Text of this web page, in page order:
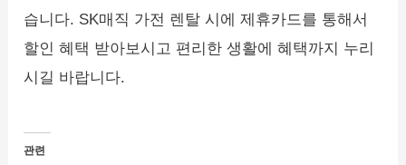
습니다. SK매직 가전 렌탈 시에 제휴카드를 통해서
할인 혜택 받아보시고 편리한 생활에 혜택까지 누리
시길 바랍니다.
관련